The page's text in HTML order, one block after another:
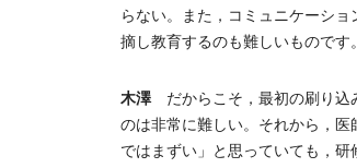
らない。また，コミュニケーシ
摘し教育するのも難しいものです。
木澤だからこそ，最初の刷り込
のは非常に難しい。それから，
ではまずい」と思っていても，研